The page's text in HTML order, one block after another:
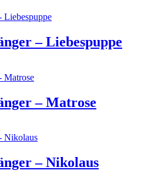
– Liebespuppe
– Matrose
– Nikolaus